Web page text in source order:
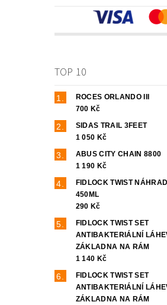
TOP 10
ROCES ORLANDO III
700 Kč
SIDAS TRAIL 3FEET
1 050 Kč
ABUS CITY CHAIN 8800
1 190 Kč
FIDLOCK TWIST
450ML
290 Kč
FIDLOCK TWIST SET
ANTIBAKTERIÁLNÍ
ZÁKLADNA NA RÁM
1 140 Kč
FIDLOCK TWIST SET
ANTIBAKTERIÁLNÍ
ZÁKLADNA NA RÁM